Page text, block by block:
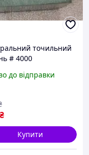
точильний
# 4000
до відправки
₴
Купити